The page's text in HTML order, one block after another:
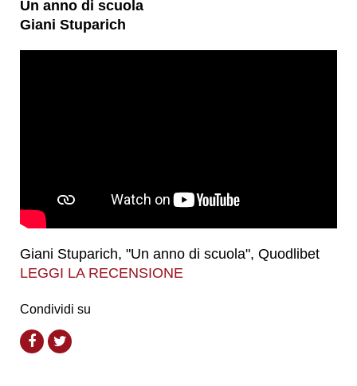
Un anno di scuola
Giani Stuparich
Giani Stuparich, "Un anno di scuola", Quodlibet
LEGGI LA RECENSIONE
Condividi su